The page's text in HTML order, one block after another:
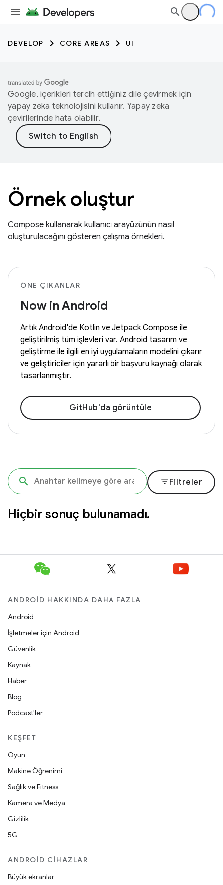
DEVELOP CORE AREAS UI
Google, içerikleri tercih ettiğiniz dile çevirmek için
yapay zeka teknolojisini kullanır. Yapay zeka
çevirilerinde hata olabilir.
Örnek oluştur
Compose kullanarak kullanıcı arayüzünün nasıl
oluşturulacağını gösteren çalışma örnekleri.
ÖNE ÇIKANLAR
Now in Android
Artık Android'de Kotlin ve Jetpack Compose ile
geliştirilmiş tüm işlevleri var. Android tasarım ve
geliştirme ile ilgili en iyi uygulamaların modelini çıkarır
ve geliştiriciler için yararlı bir başvuru kaynağı olarak
tasarlanmıştır.
GitHub'da görüntüle
filter_listFiltreler
Hiçbir sonuç bulunamadı.
ANDROID HAKKINDA DAHA FAZLA
Android
İşletmeler için Android
Güvenlik
Kaynak
Haber
Blog
Podcast'ler
KEŞFET
Oyun
Makine Öğrenimi
Sağlık ve Fitness
Kamera ve Medya
Gizlilik
5G
ANDROID CIHAZLAR
Büyük ekranlar